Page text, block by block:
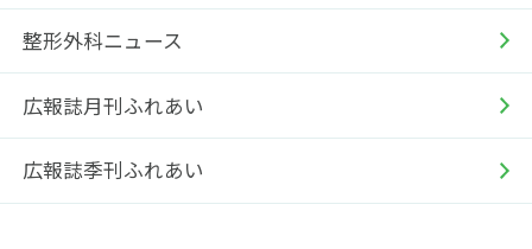
整形外科ニュース
広報誌月刊ふれあい
広報誌季刊ふれあい